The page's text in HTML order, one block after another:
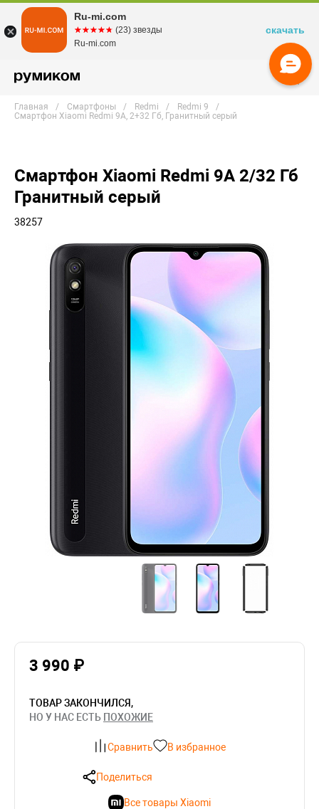
Главная Смартфоны Redmi
Redmi 9
Смартфон Xiaomi Redmi 9A, 2+32 Гб, Гранитный серый
Смартфон Xiaomi Redmi 9A 2/32 Гб
Гранитный серый
38257
3 990 ₽
ТОВАР ЗАКОНЧИЛСЯ,
НО У НАС ЕСТЬ ПОХОЖИЕ
Сравнить В избранное
Поделиться
Все товары Xiaomi
Ru-mi.com
☆☆☆☆☆
★★★★★ (23) звезды
Ru-mi.com
скачать